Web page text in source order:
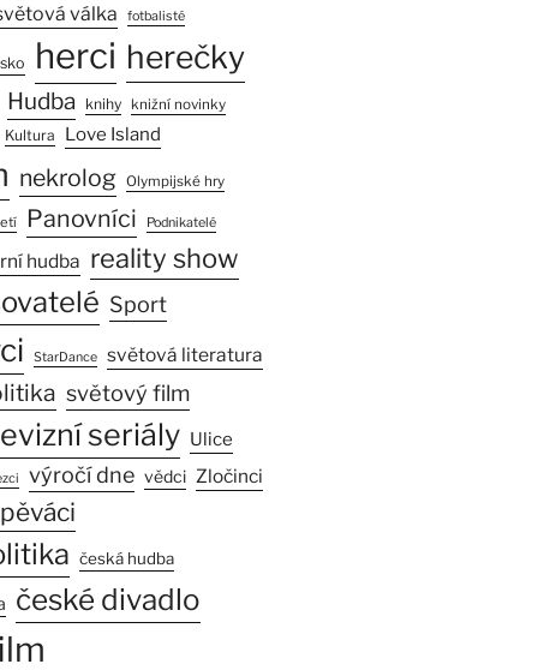
válka fotbalisté
herci herečky
Hudba knihy knižní novinky
Kultura Love Island
nekrolog Olympijské hry
Panovníci Podnikatelé
hudba reality show
Sport
StarDance světová literatura
světový film
seriály Ulice
výročí dne vědci Zločinci
česká hudba
české divadlo